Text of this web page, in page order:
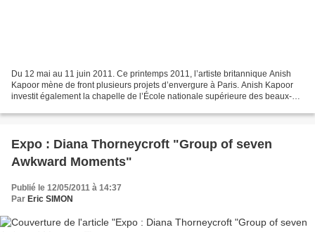
Du 12 mai au 11 juin 2011. Ce printemps 2011, l’artiste britannique Anish
Kapoor mène de front plusieurs projets d’envergure à Paris. Anish Kapoor
investit également la chapelle de l’École nationale supérieure des beaux-
Expo : Diana Thorneycroft "Group of seven
Awkward Moments"
Publié le 12/05/2011 à 14:37
Par Eric SIMON